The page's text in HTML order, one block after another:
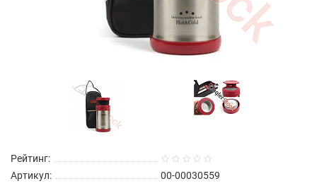
Рейтинг:
Артикул:
00-00030559